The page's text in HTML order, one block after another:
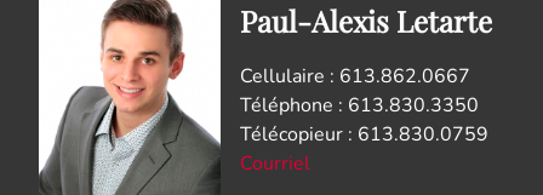
Paul-Alexis Letarte
Cellulaire : 613.862.0667
Téléphone : 613.830.3350
Télécopieur : 613.830.0759
Courriel